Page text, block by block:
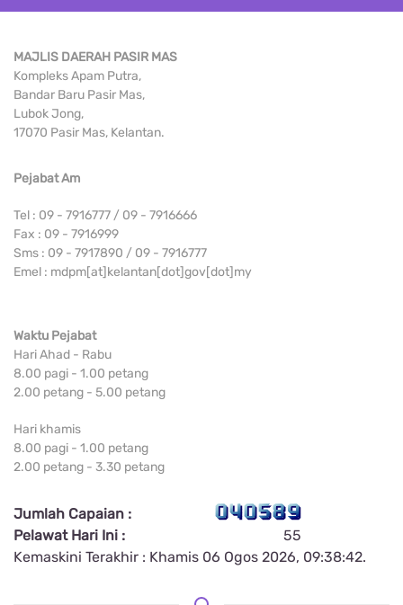
MAJLIS DAERAH PASIR MAS
Kompleks Apam Putra,
Bandar Baru Pasir Mas,
Lubok Jong,
17070 Pasir Mas, Kelantan.
Pejabat Am
Tel : 09 - 7916777 / 09 - 7916666
Fax : 09 - 7916999
Sms : 09 - 7917890 / 09 - 7916777
Emel : mdpm[at]kelantan[dot]gov[dot]my
Waktu Pejabat
Hari Ahad - Rabu
8.00 pagi - 1.00 petang
2.00 petang - 5.00 petang
Hari khamis
8.00 pagi - 1.00 petang
2.00 petang - 3.30 petang
Jumlah Capaian :
Pelawat Hari Ini :
55
Kemaskini Terakhir : Khamis 06 Ogos 2026, 09:38:42.